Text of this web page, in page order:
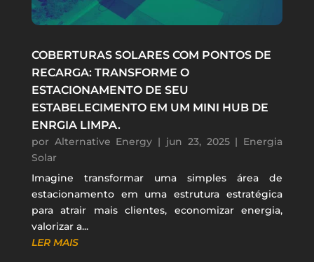
COBERTURAS SOLARES COM PONTOS DE
RECARGA: TRANSFORME O
ESTACIONAMENTO DE SEU
ESTABELECIMENTO EM UM MINI HUB DE
ENRGIA LIMPA.
por Alternative Energy | jun 23, 2025| Energia
Solar
Imagine transformar uma simples área de
estacionamento em uma estrutura estratégica
para atrair mais clientes, economizar energia,
valorizar a...
LER MAIS